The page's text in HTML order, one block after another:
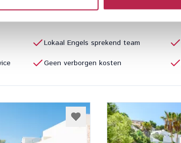
Lokaal Engels sprekend team
Geen verborgen kosten